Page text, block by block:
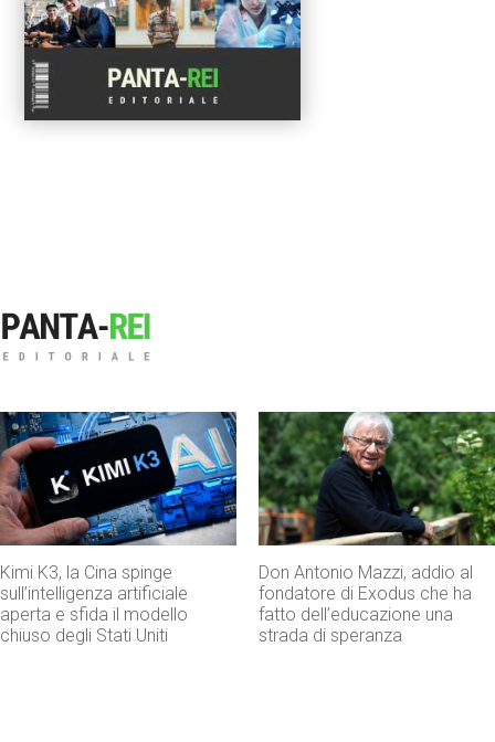
Kimi K3, la Cina spinge
sull’intelligenza artificiale
aperta e sfida il modello
chiuso degli Stati Uniti
Don Antonio Mazzi, addio al
fondatore di Exodus che ha
fatto dell’educazione una
strada di speranza